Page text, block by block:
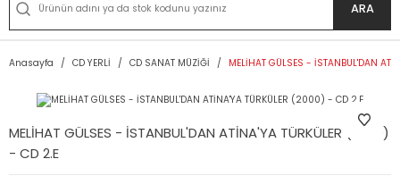
ARA
Anasayfa CD YERLİ CD SANAT MÜZİĞİ MELİHAT GÜLSES - İSTANBUL'DAN
MELİHAT GÜLSES - İSTANBUL'DAN ATİNA'YA TÜRKÜLER (2000)
- CD 2.E